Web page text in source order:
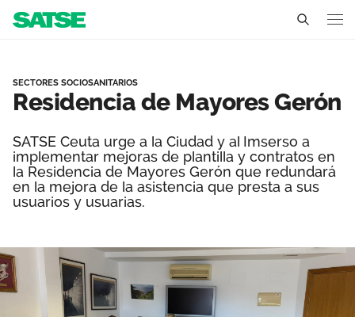
Conócenos
Un sindicato profesional e independiente
Delegados Sindicales
Estructura organizativa
Transparencia
Nuestro trabajo
Ámbitos de negociación
Qué ofrecemos
Servicios
Ventajas
Temas
Noticias
Contáctanos
SECTORES SOCIOSANITARIOS
Residencia de Mayores Gerón
SATSE Ceuta urge a la Ciudad y al Imserso a
implementar mejoras de plantilla y contratos en
la Residencia de Mayores Gerón que redundará
en la mejora de la asistencia que presta a sus
usuarios y usuarias.